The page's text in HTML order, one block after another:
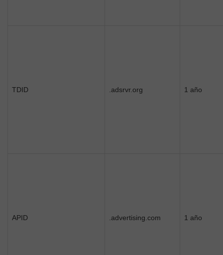
TDID .adsrvr.org 1 año
APID .advertising.com 1 año